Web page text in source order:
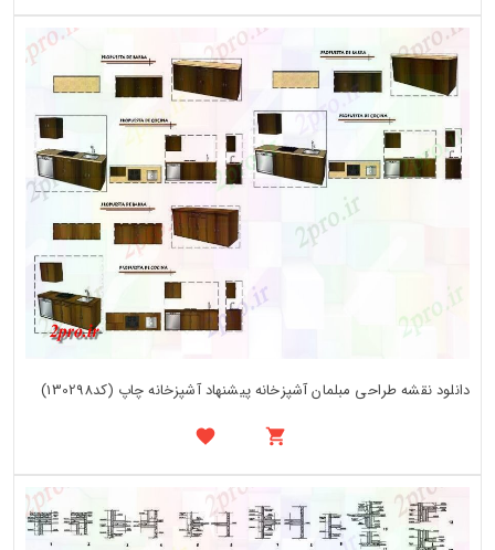
دانلود نقشه طراحی مبلمان آشپزخانه پیشنهاد آشپزخانه چاپ (کد130298)